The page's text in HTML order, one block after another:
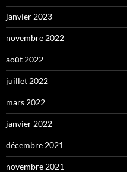
janvier 2023
novembre 2022
août 2022
juillet 2022
mars 2022
janvier 2022
décembre 2021
novembre 2021